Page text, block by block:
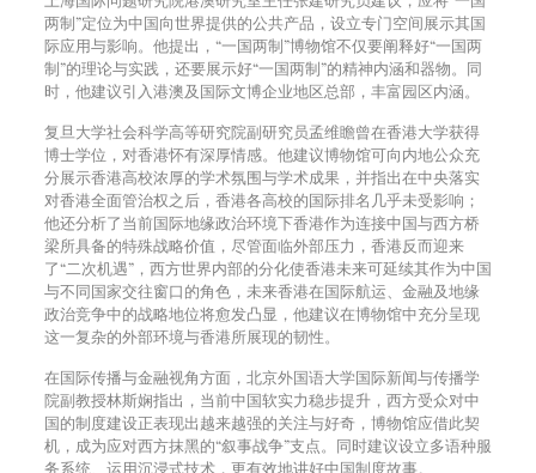
两制”定位为中国向世界提供的公共产品，设立专门空间展示其国
际应用与影响。他提出，“一国两制”博物馆不仅要阐释好“一国两
制”的理论与实践，还要展示好“一国两制”的精神内涵和器物。同
时，他建议引入港澳及国际文博企业地区总部，丰富园区内涵。
复旦大学社会科学高等研究院副研究员孟维瞻曾在香港大学获得
博士学位，对香港怀有深厚情感。他建议博物馆可向内地公众充
分展示香港高校浓厚的学术氛围与学术成果，并指出在中央落实
对香港全面管治权之后，香港各高校的国际排名几乎未受影响；
他还分析了当前国际地缘政治环境下香港作为连接中国与西方桥
梁所具备的特殊战略价值，尽管面临外部压力，香港反而迎来
了“二次机遇”，西方世界内部的分化使香港未来可延续其作为中国
与不同国家交往窗口的角色，未来香港在国际航运、金融及地缘
政治竞争中的战略地位将愈发凸显，他建议在博物馆中充分呈现
这一复杂的外部环境与香港所展现的韧性。
在国际传播与金融视角方面，北京外国语大学国际新闻与传播学
院副教授林斯娴指出，当前中国软实力稳步提升，西方受众对中
国的制度建设正表现出越来越强的关注与好奇，博物馆应借此契
机，成为应对西方抹黑的“叙事战争”支点。同时建议设立多语种服
务系统、运用沉浸式技术，更有效地讲好中国制度故事。